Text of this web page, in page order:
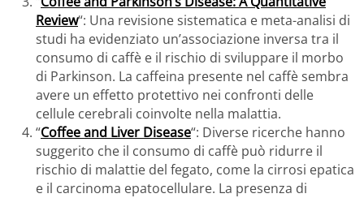
Review“: Una revisione sistematica e meta-analisi di
studi ha evidenziato un’associazione inversa tra il
consumo di caffè e il rischio di sviluppare il morbo
di Parkinson. La caffeina presente nel caffè sembra
avere un effetto protettivo nei confronti delle
cellule cerebrali coinvolte nella malattia.
“Coffee and Liver Disease“: Diverse ricerche hanno
suggerito che il consumo di caffè può ridurre il
rischio di malattie del fegato, come la cirrosi epatica
e il carcinoma epatocellulare. La presenza di